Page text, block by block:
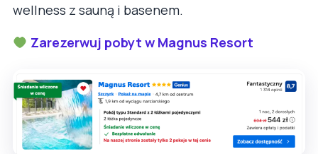
wellness z sauną i basenem.
Zarezerwuj pobyt w Magnus Resort